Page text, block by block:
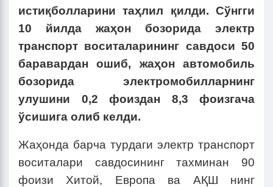
истиқболларини таҳлил қилди. Сўнгги
10 йилда жаҳон бозорида электр
транспорт воситаларининг савдоси 50
баравардан ошиб, жаҳон автомобиль
бозорида электромобилларнинг
улушини 0,2 фоиздан 8,3 фоизгача
ўсишига олиб келди.
Жаҳонда барча турдаги электр транспорт
воситалари савдосининг тахминан 90
фоизи Хитой, Европа ва АҚШ нинг